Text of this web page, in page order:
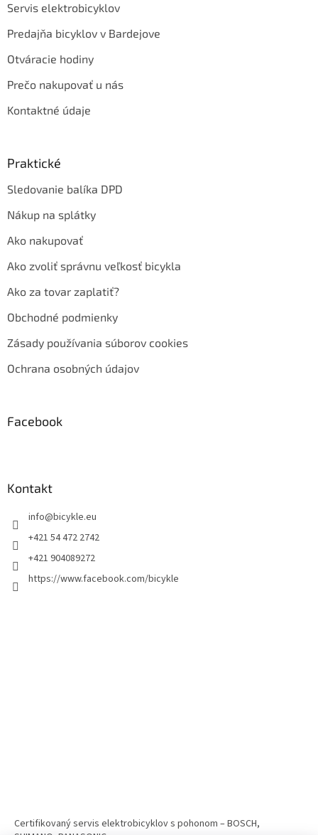
Servis elektrobicyklov
Predajňa bicyklov v Bardejove
Otváracie hodiny
Prečo nakupovať u nás
Kontaktné údaje
Praktické
Sledovanie balíka DPD
Nákup na splátky
Ako nakupovať
Ako zvoliť správnu veľkosť bicykla
Ako za tovar zaplatiť?
Obchodné podmienky
Zásady používania súborov cookies
Ochrana osobných údajov
Facebook
Kontakt
info@bicykle.eu
+421 54 472 2742
+421 904089272
https://www.facebook.com/bicykle
Certifikovaný servis elektrobicyklov s pohonom – BOSCH,